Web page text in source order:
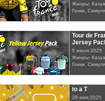
Жанры:
Гонки,
Tour de
Jersey
5 июня 2025
Жанры:
Гонки,
to a T
28 мая 2025